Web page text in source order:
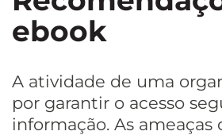
ebook
A atividade de uma
por garantir o acesso
informação. As ameaças